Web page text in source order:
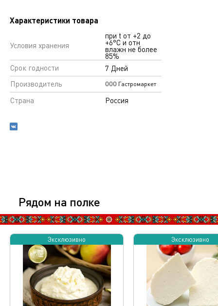
Характеристики товара
Условия хранения
при t от +2 до
+6°С и отн
влажн не более
85%
Срок годности
7 Дней
Производитель
ООО Гастромаркет
Страна Россия
Рядом на полке
Эксклюзивно Эксклюзивно